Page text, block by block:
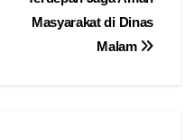
Masyarakat di Dinas
Malam